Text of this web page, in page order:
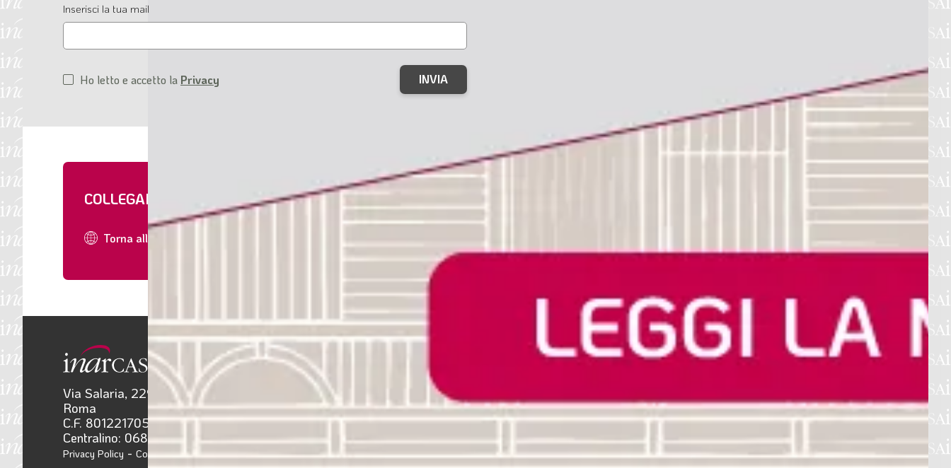
Email
Inserisci la tua mail
Condizioni
Ho letto e accetto la Privacy
COLLEGAMENTI
Torna all'indice della newsletter
Via Salaria, 229 00199
Roma
C.F. 80122170584
Centralino: 06852741
Privacy Policy - Cookie Policy
CONTATTI MAPPA DEL SITO PRIVACY E NOTE LEGALI BANDI ED ESITI DI GARA